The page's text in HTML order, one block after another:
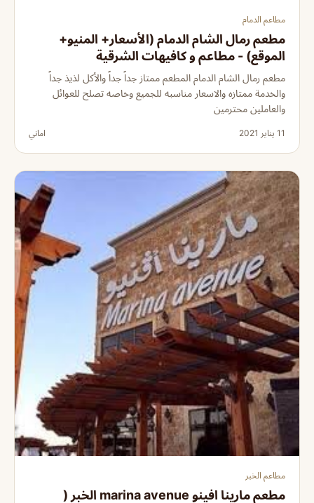
مطاعم الدمام
مطعم رمال الشام الدمام (الأسعار+ المنيو+
الموقع) - مطاعم و كافيهات الشرقية
مطعم رمال الشام الدمام المطعم ممتاز جداً جداً والأكل لذيذ جداً
والخدمة ممتازه والاسعار مناسبه للجميع وخاصه تصلح للعوائل
والعاملين محترمين
11 يناير 2021 اماني
مطاعم الخبر
مطعم مارينا افينو marina avenue الخبر (